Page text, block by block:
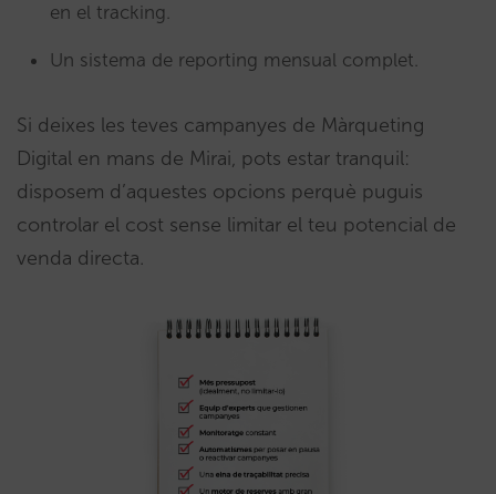
en el tracking.
Un sistema de reporting mensual complet.
Si deixes les teves campanyes de Màrqueting
Digital en mans de Mirai, pots estar tranquil:
disposem d’aquestes opcions perquè puguis
controlar el cost sense limitar el teu potencial de
venda directa.